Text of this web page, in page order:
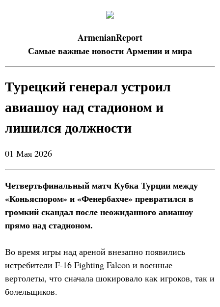
ArmenianReport
Самые важные новости Армении и мира
Турецкий генерал устроил
авиашоу над стадионом и
лишился должности
01 Мая 2026
Четвертьфинальный матч Кубка Турции между
«Коньяспором» и «Фенербахче» превратился в
громкий скандал после неожиданного авиашоу
прямо над стадионом.
Во время игры над ареной внезапно появились
истребители F-16 Fighting Falcon и военные
вертолеты, что сначала шокировало как игроков, так и
болельщиков.